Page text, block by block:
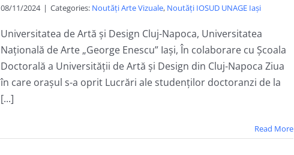
08/11/2024 | Categories: Noutăți Arte Vizuale, Noutăți IOSUD UNAGE Iași
Universitatea de Artă și Design Cluj-Napoca, Universitatea
Națională de Arte „George Enescu” Iași, În colaborare cu Școala
Doctorală a Universității de Artă și Design din Cluj-Napoca Ziua
în care orașul s-a oprit Lucrări ale studenților doctoranzi de la
[...]
Read More